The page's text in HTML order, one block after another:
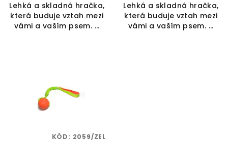
Lehká a skladná hračka,
která buduje vztah mezi
vámi a vaším psem. ...
Lehká a skladná hračka,
která buduje vztah mezi
vámi a vaším psem. ...
KÓD: 2059/ZEL